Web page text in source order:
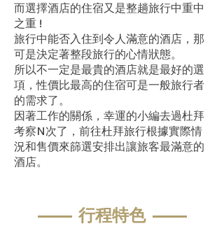
而選擇酒店的住宿又是整趟旅行中重中
之重 !
旅行中能否入住到令人滿意的酒店，那
可是決定著整段旅行的心情狀態。
所以不一定是最貴的酒店就是最好的選
項，性價比最高的住宿可是一般旅行者
的需求了。
因著工作的關係，幸運的小編去過杜拜
考察N次了，前往杜拜旅行根據實際情
況和售價來篩選安排出讓旅客最滿意的
酒店。
—— 行程特色 ——